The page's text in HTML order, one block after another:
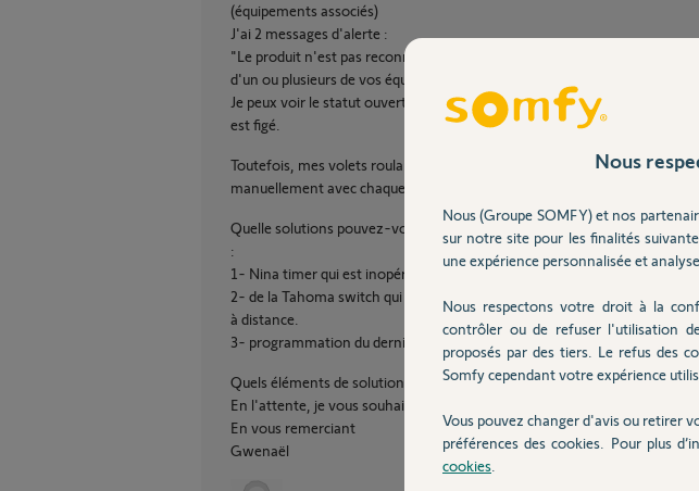
(équipements associés)
J'ai 2 messages d'alerte :
"Le produit n'est pas reconnu" et "erreur de pilotage " : une erreur est
d'un ou plusieurs de vos équipements.
Je peux voir le statut ouvert ou fermé de mes 5 premiers volets mais pas
est figé.
Toutefois, mes volets roulants et solaires peuvent être actionnés
manuellement avec chaque commande y compris avec la Nina timer.
Quelle solutions pouvez-vous m'apporter par rapport aux 3
:
1- Nina timer qui est inopérante de manière aléatoire,
2- de la Tahoma switch qui ne reconnait plus les volets roulants et ne
à distance.
3- programmation du dernier volet roulant sur la Tahoma Switch.
Quels éléments de solutions pouvez-vous m'apporter?
En l'attente, je vous souhaite de bonnes fêtes de fin d'année.
En vous remerciant
Gwenaël
Nous
Nous (Groupe SOMFY) et nos
sur notre site pour les finalités
une expérience personnalisée et
Nous respectons votre droit à la
contrôler ou de refuser l'utilisation
proposés par des tiers. Le refus des
Somfy cependant votre expérience
Vous pouvez changer d'avis ou retirer
préférences des cookies. Pour plus
cookies